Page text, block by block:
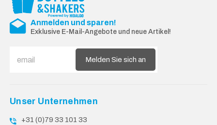
Anmelden und sparen!
Exklusive E-Mail-Angebote und neue Artikel!
Melden Sie sich an
Unser Unternehmen
+31 (0)79 33 101 33